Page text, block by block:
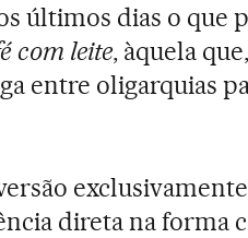
últimos dias o que
com leite, àquela
entre oligarquias
direta na forma